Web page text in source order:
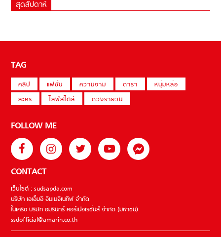
สุดสัปดาห์
TAG
คลิป แฟชั่น ความงาม ดารา
หนุ่มหล่อ
ละคร
ไลฟ์สไตล์ ดวงรายวัน
FOLLOW ME
CONTACT
เว็บไซต์ : sudsapda.com
บริษัท เอเอ็มอี อิมเมจิเนทีฟ จำกัด
ในเครือ บริษัท อมรินทร์ คอร์เปอเรชั่นส์ จำกัด (มหาชน)
ssdofficial@amarin.co.th